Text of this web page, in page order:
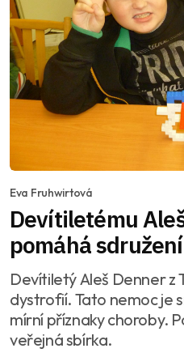
Eva Fruhwirtová
Devítiletému
pomáhá sdružení
Devítiletý Aleš Denner z
dystrofií. Tato nemoc je
mírní příznaky choroby.
veřejná sbírka.